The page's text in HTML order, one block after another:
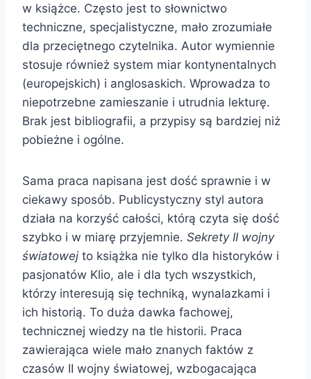
w książce. Często jest to słownictwo
techniczne, specjalistyczne, mało zrozumiałe
dla przeciętnego czytelnika. Autor wymiennie
stosuje również system miar kontynentalnych
(europejskich) i anglosaskich. Wprowadza to
niepotrzebne zamieszanie i utrudnia lekturę.
Brak jest bibliografii, a przypisy są bardziej niż
pobieżne i ogólne.
Sama praca napisana jest dość sprawnie i w
ciekawy sposób. Publicystyczny styl autora
działa na korzyść całości, którą czyta się dość
szybko i w miarę przyjemnie. Sekrety II wojny
światowej to książka nie tylko dla historyków i
pasjonatów Klio, ale i dla tych wszystkich,
którzy interesują się techniką, wynalazkami i
ich historią. To duża dawka fachowej,
technicznej wiedzy na tle historii. Praca
zawierająca wiele mało znanych faktów z
czasów II wojny światowej, wzbogacająca